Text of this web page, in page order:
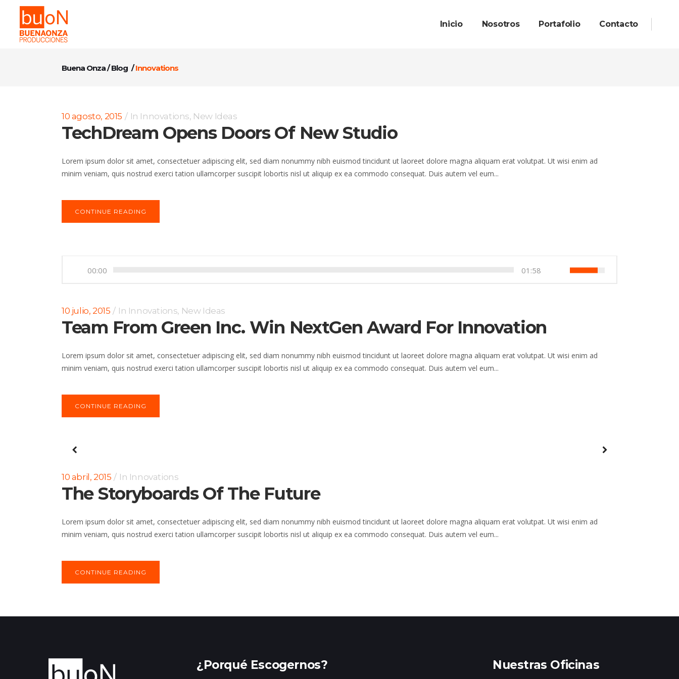
Inicio Nosotros Portafolio Contacto
Buena Onza/Blog /Innovations
10 agosto, 2015 In Innovations, New Ideas
TechDream Opens Doors Of New Studio
Lorem ipsum dolor sit amet, consectetuer adipiscing elit, sed diam nonummy nibh euismod tincidunt ut laoreet dolore magna aliquam erat volutpat. Ut wisi enim ad
minim veniam, quis nostrud exerci tation ullamcorper suscipit lobortis nisl ut aliquip ex ea commodo consequat. Duis autem vel eum...
CONTINUE READING
00:00 01:58
10 julio, 2015 In Innovations, New Ideas
Team From Green Inc. Win NextGen Award For Innovation
Lorem ipsum dolor sit amet, consectetuer adipiscing elit, sed diam nonummy nibh euismod tincidunt ut laoreet dolore magna aliquam erat volutpat. Ut wisi enim ad
minim veniam, quis nostrud exerci tation ullamcorper suscipit lobortis nisl ut aliquip ex ea commodo consequat. Duis autem vel eum...
CONTINUE READING
10 abril, 2015 In Innovations
The Storyboards Of The Future
Lorem ipsum dolor sit amet, consectetuer adipiscing elit, sed diam nonummy nibh euismod tincidunt ut laoreet dolore magna aliquam erat volutpat. Ut wisi enim ad
minim veniam, quis nostrud exerci tation ullamcorper suscipit lobortis nisl ut aliquip ex ea commodo consequat. Duis autem vel eum...
CONTINUE READING
¿Porqué Escogernos? Nuestras Oficinas